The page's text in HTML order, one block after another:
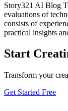
Story321 AI Blog
evaluations of
consists of
practical insights
Start
Transform your
Get Started Free